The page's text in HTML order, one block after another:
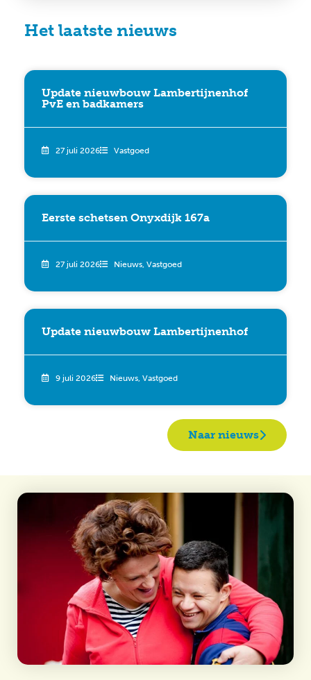
Het laatste nieuws
Update nieuwbouw Lambertijnenhof
PvE en badkamers
27 juli 2026 Vastgoed
Eerste schetsen Onyxdijk 167a
27 juli 2026 Nieuws Vastgoed
Update nieuwbouw Lambertijnenhof
9 juli 2026 Nieuws Vastgoed
Naar nieuws